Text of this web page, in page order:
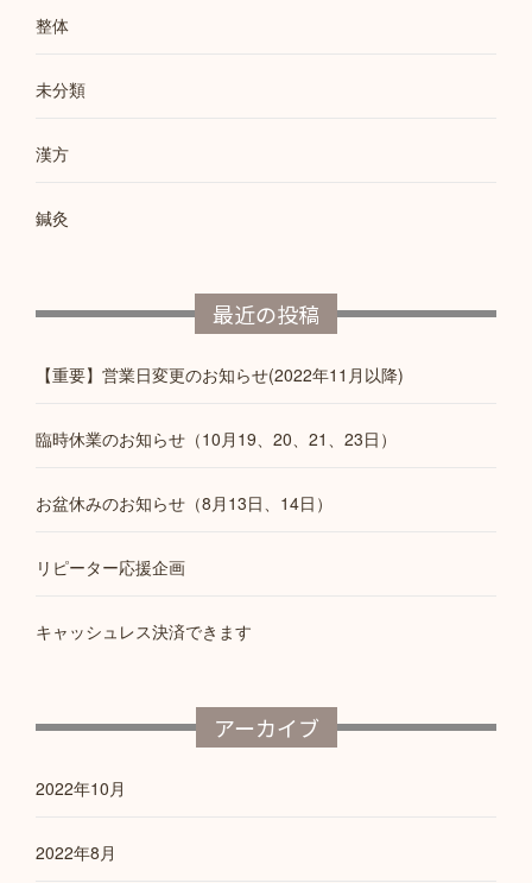
整体
未分類
漢方
鍼灸
最近の投稿
【重要】営業日変更のお知らせ(2022年11月以降)
臨時休業のお知らせ（10月19、20、21、23日）
お盆休みのお知らせ（8月13日、14日）
リピーター応援企画
キャッシュレス決済できます
アーカイブ
2022年10月
2022年8月